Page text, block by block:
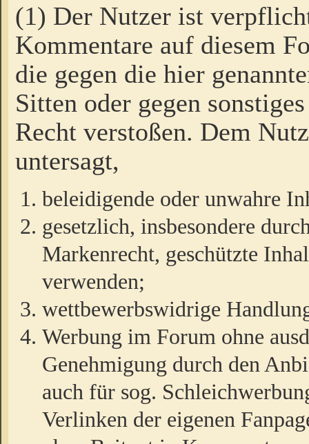
(1) Der Nutzer ist
Kommentare auf diesem
die gegen die hier
Sitten oder gegen
Recht verstoßen. Dem
untersagt,
beleidigende oder unwahre
gesetzlich, insbesondere
Markenrecht, geschützte
verwenden;
wettbewerbswidrige
Werbung im Forum ohne
Genehmigung durch den
auch für sog.
Verlinken der eigenen